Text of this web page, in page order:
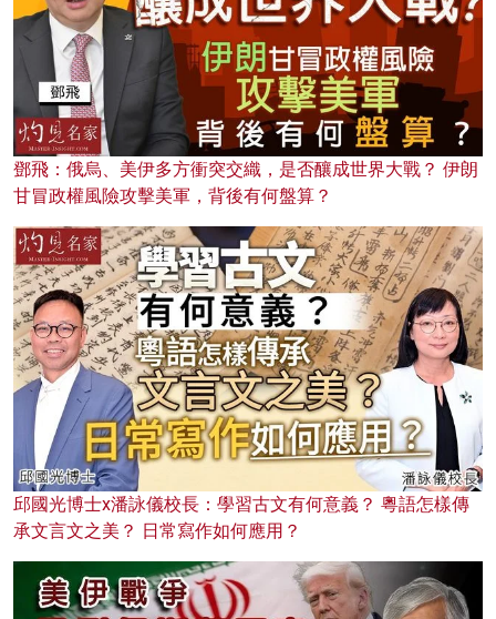
鄧飛：俄烏、美伊多方衝突交織，是否釀成世界大戰？ 伊朗
甘冒政權風險攻擊美軍，背後有何盤算？
邱國光博士x潘詠儀校長：學習古文有何意義？ 粵語怎樣傳
承文言文之美？ 日常寫作如何應用？